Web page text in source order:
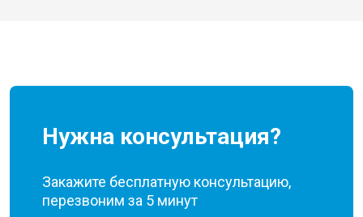
Нужна консультация?
Закажите бесплатную консультацию,
перезвоним за 5 минут